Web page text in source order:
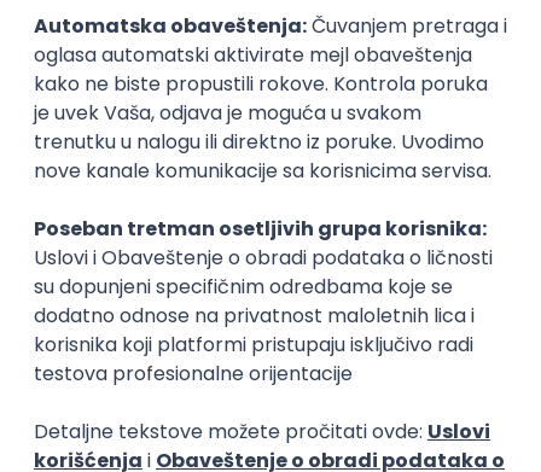
Okupljamo IT zajednicu, podižemo
efikasno spajamo kandidate i poslodavce.
O nama
Za poslodavce
Politika privatnosti
Uklonjeni profili poslodavaca